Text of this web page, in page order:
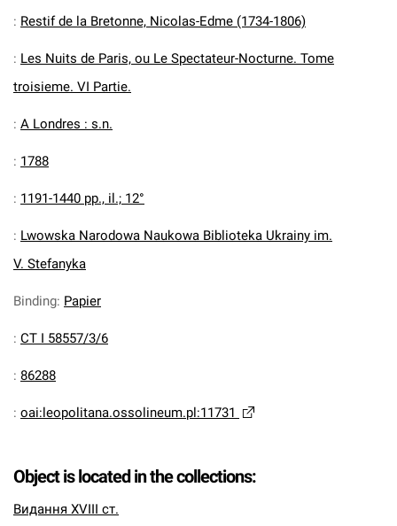
: Restif de la Bretonne, Nicolas-Edme (1734-1806)
: Les Nuits de Paris, ou Le Spectateur-Nocturne. Tome
troisieme. VI Partie.
: A Londres : s.n.
: 1788
: 1191-1440 pp., il.; 12°
: Lwowska Narodowa Naukowa Biblioteka Ukrainy im.
V. Stefanyka
Binding: Papier
: CT I 58557/3/6
: 86288
: oai:leopolitana.ossolineum.pl:11731
Object is located in the collections:
Видання XVIII ст.